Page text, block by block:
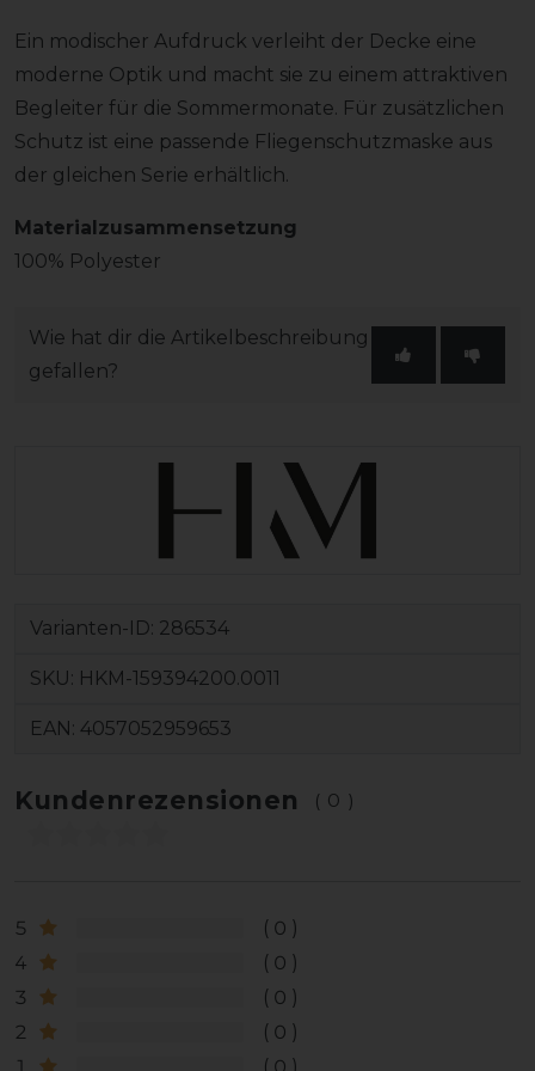
Ein modischer Aufdruck verleiht der Decke eine
moderne Optik und macht sie zu einem attraktiven
Begleiter für die Sommermonate. Für zusätzlichen
Schutz ist eine passende Fliegenschutzmaske aus
der gleichen Serie erhältlich.
Materialzusammensetzung
100% Polyester
Wie hat dir die Artikelbeschreibung
gefallen?
Varianten-ID: 286534
SKU: HKM-159394200.0011
EAN: 4057052959653
Kundenrezensionen (0)
5
0
4
0
3
0
2
0